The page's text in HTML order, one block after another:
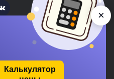
Vk
Калькулятор
×